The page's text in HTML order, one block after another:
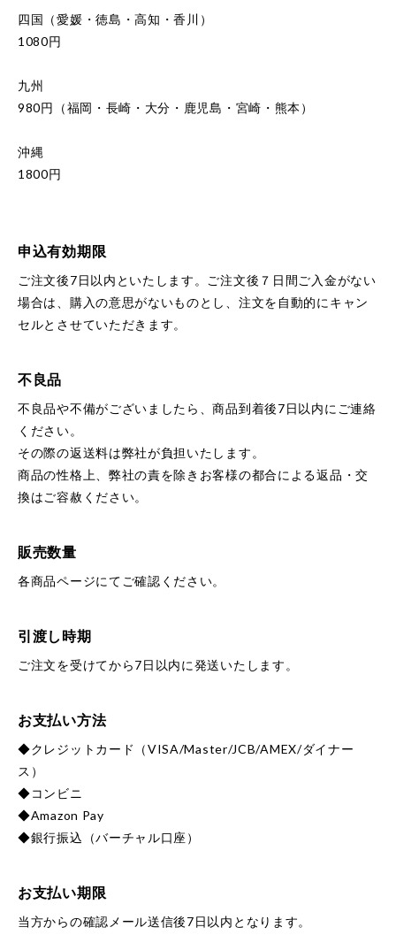
四国（愛媛・徳島・高知・香川）
1080円
九州
980円（福岡・長崎・大分・鹿児島・宮崎・熊本）
沖縄
1800円
申込有効期限
ご注文後7日以内といたします。ご注文後７日間ご入金がない
場合は、購入の意思がないものとし、注文を自動的にキャン
セルとさせていただきます。
不良品
不良品や不備がございましたら、商品到着後7日以内にご連絡
ください。
その際の返送料は弊社が負担いたします。
商品の性格上、弊社の責を除きお客様の都合による返品・交
換はご容赦ください。
販売数量
各商品ページにてご確認ください。
引渡し時期
ご注文を受けてから7日以内に発送いたします。
お支払い方法
◆クレジットカード（VISA/Master/JCB/AMEX/ダイナー
ス）
◆コンビニ
◆Amazon Pay
◆銀行振込（バーチャル口座）
お支払い期限
当方からの確認メール送信後7日以内となります。